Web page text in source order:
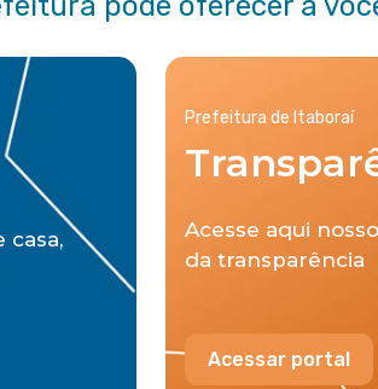
casa,
Prefeitura de Itaboraí
Acesse aqui
da transparência
Acessar portal